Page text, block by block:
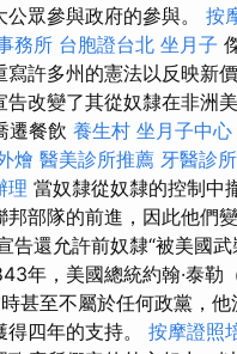
公眾參與政府的參與。 按
務所 台胞證台北 坐月子
寫許多州的憲法以反映新
告改變了其從奴隸在非洲
遷餐飲 養生村 坐月子中心
燴 醫美診所推薦 牙醫診所
理 當奴隸從奴隸的控制中
邦部隊的前進，因此他們
告還允許前奴隸“被美國武
年，美國總統約翰·泰勒
甚至不屬於任何政黨，
四年的支持。 按摩證照